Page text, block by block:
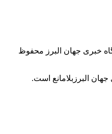
خبری جهان البرز محفوظ
البرزبلامانع است.